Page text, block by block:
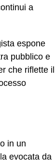
a
espone
pubblico e
che riflette il
in un
evocata da